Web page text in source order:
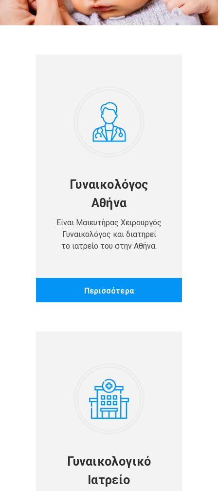
Γυναικολόγος
Αθήνα
Είναι Μαιευτήρας Χειρουργός
Γυναικολόγος και διατηρεί
το ιατρείο του στην Αθήνα.
Περισσότερα
Γυναικολογικό
Ιατρείο